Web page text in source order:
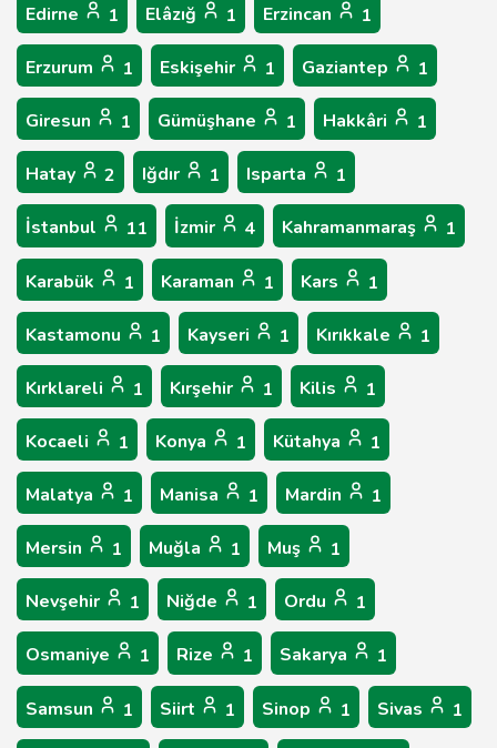
Edirne 1 Elâzığ 1 Erzincan 1
Erzurum 1 Eskişehir 1 Gaziantep 1
Giresun 1 Gümüşhane 1 Hakkâri 1
Hatay 2 Iğdır 1 Isparta 1
İstanbul 11 İzmir 4 Kahramanmaraş 1
Karabük 1 Karaman 1 Kars 1
Kastamonu 1 Kayseri 1 Kırıkkale 1
Kırklareli 1 Kırşehir 1 Kilis 1
Kocaeli 1 Konya 1 Kütahya 1
Malatya 1 Manisa 1 Mardin 1
Mersin 1 Muğla 1 Muş 1
Nevşehir 1 Niğde 1 Ordu 1
Osmaniye 1 Rize 1 Sakarya 1
Samsun 1 Siirt 1 Sinop 1 Sivas 1